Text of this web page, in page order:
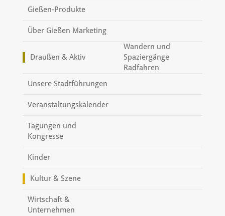
Gießen-Produkte
Über Gießen Marketing
Draußen & Aktiv
Wandern und
Spaziergänge
Radfahren
Unsere Stadtführungen
Veranstaltungskalender
Tagungen und
Kongresse
Kinder
Kultur & Szene
Wirtschaft &
Unternehmen